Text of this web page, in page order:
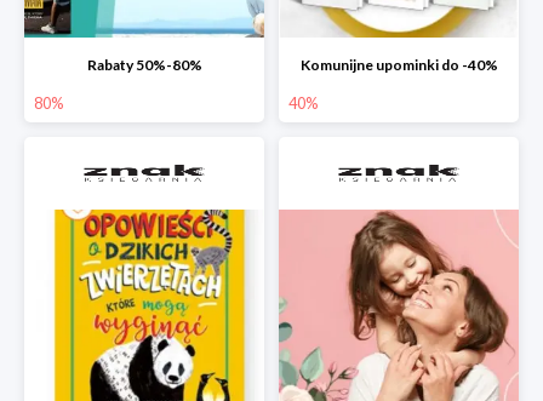
Rabaty 50%-80%
80%
Komunijne upominki do -40%
40%